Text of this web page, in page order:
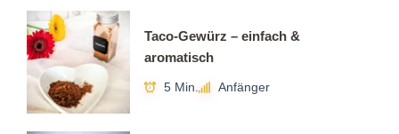
Taco-Gewürz – einfach &
aromatisch
5 Min. Anfänger